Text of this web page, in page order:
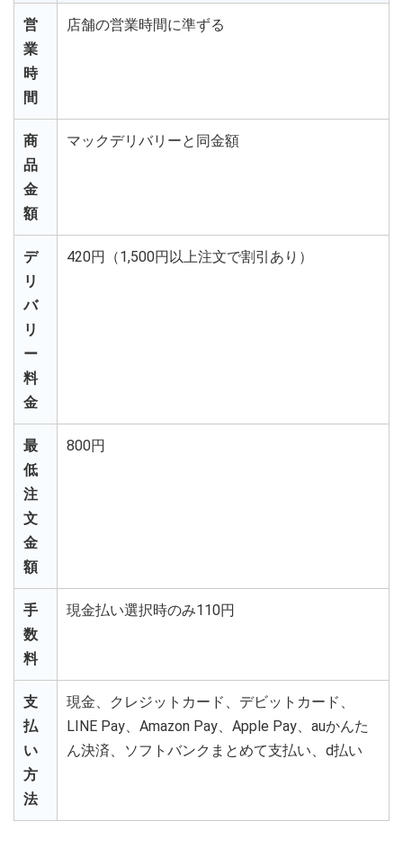
営
業
時
間
店舗の営業時間に準ずる
商
品
金
額
マックデリバリーと同金額
デ
リ
バ
リ
ー
料
金
420円（1,500円以上注文で割引あり）
最
低
注
文
金
額
800円
手
数
料
現金払い選択時のみ110円
支
払
い
方
法
現金、クレジットカード、デビットカード、
LINE Pay、Amazon Pay、Apple Pay、auかんた
ん決済、ソフトバンクまとめて支払い、d払い